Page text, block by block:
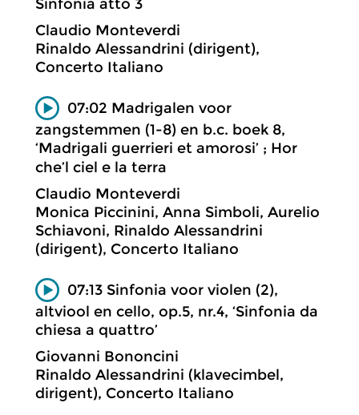
Sinfonia atto 3
Claudio Monteverdi
Rinaldo Alessandrini (dirigent),
Concerto Italiano
07:02 Madrigalen voor
zangstemmen (1-8) en b.c. boek 8,
‘Madrigali guerrieri et amorosi’ ; Hor
che’l ciel e la terra
Claudio Monteverdi
Monica Piccinini, Anna Simboli, Aurelio
Schiavoni, Rinaldo Alessandrini
(dirigent), Concerto Italiano
07:13 Sinfonia voor violen (2),
altviool en cello, op.5, nr.4, ‘Sinfonia da
chiesa a quattro’
Giovanni Bononcini
Rinaldo Alessandrini (klavecimbel,
dirigent), Concerto Italiano